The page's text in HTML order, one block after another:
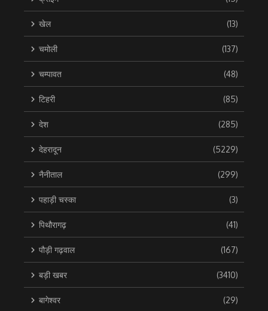
खेल (13)
चमोली (137)
चम्पावत (48)
टिहरी (85)
देश (285)
देहरादून (5229)
नैनीताल (299)
पहाड़ी चस्का (3)
पिथौरागढ़ (41)
पौड़ी गढ़वाल (167)
बड़ी खबर (3410)
बागेश्वर (29)